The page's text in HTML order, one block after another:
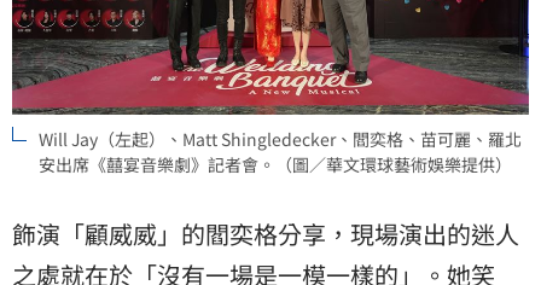
Will Jay（左起）、Matt Shingledecker、閻奕格、苗可麗、羅北
安出席《囍宴音樂劇》記者會。（圖／華文環球藝術娛樂提供）
飾演「顧威威」的閻奕格分享，現場演出的迷人
之處就在於「沒有一場是一模一樣的」。她笑